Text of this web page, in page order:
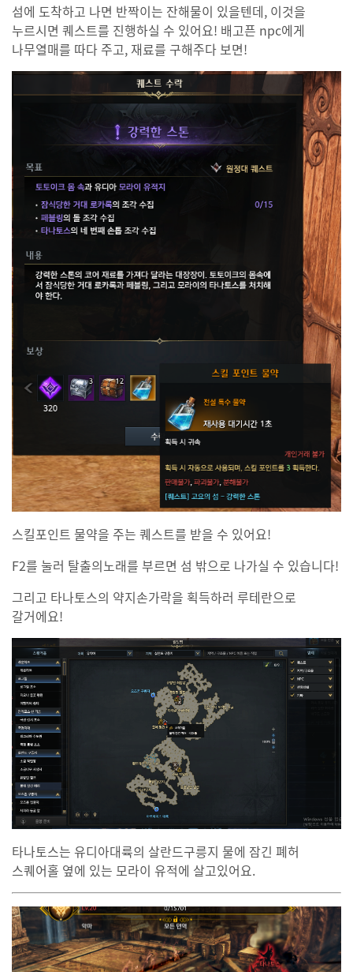
섬에 도착하고 나면 반짝이는 잔해물이 있을텐데, 이것을
누르시면 퀘스트를 진행하실 수 있어요! 배고픈 npc에게
나무열매를 따다 주고, 재료를 구해주다 보면!
스킬포인트 물약을 주는 퀘스트를 받을 수 있어요!
F2를 눌러 탈출의노래를 부르면 섬 밖으로 나가실 수 있습니다!
그리고 타나토스의 약지손가락을 획득하러 루테란으로
갈거에요!
타나토스는 유디아대륙의 살란드구릉지 물에 잠긴 폐허
스퀘어홀 옆에 있는 모라이 유적에 살고있어요.